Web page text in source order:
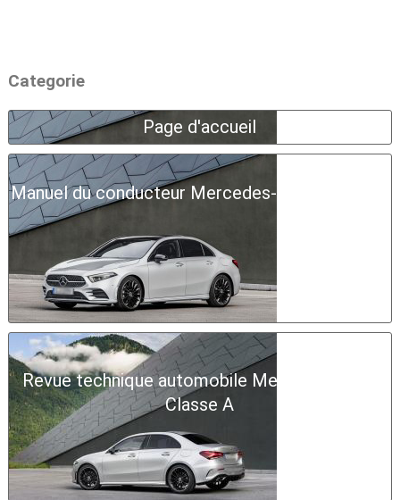
Categorie
Page d'accueil
Manuel du conducteur Mercedes-Benz Classe A
Revue technique automobile Mercedes-Benz
Classe A